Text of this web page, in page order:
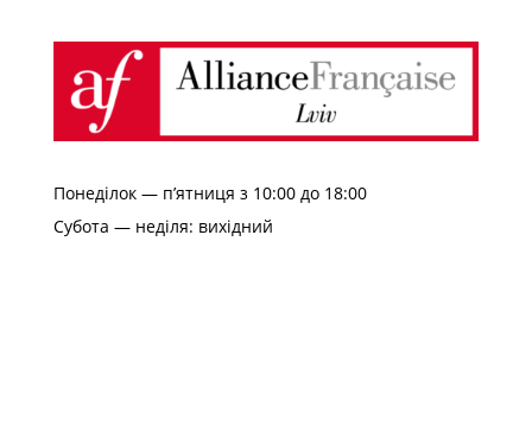
Понеділок — п’ятниця з 10:00 до 18:00
Субота — неділя: вихідний